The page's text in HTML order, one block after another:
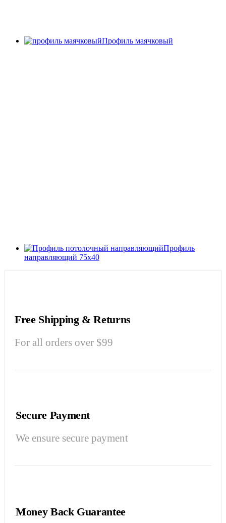
Профиль маячковый
Профиль
направляющий 75х40
Free Shipping & Returns
For all orders over $99
Secure Payment
We ensure secure payment
Money Back Guarantee